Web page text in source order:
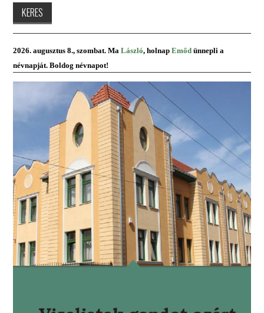
2026. augusztus 8., szombat. MaLászló, holnap Emőd ünnepli a
névnapját. Boldog névnapot!